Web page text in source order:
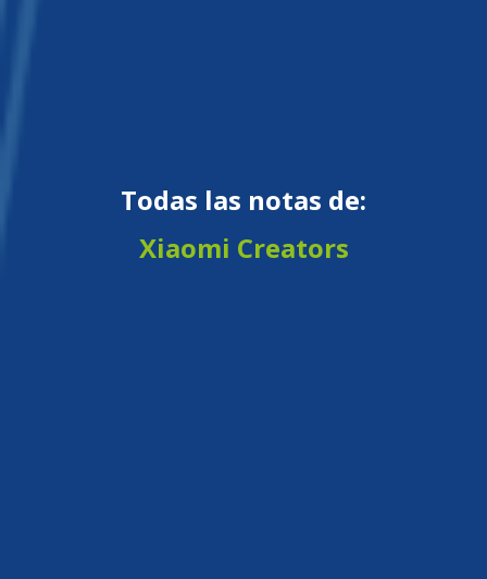
Todas las notas de:
Xiaomi Creators